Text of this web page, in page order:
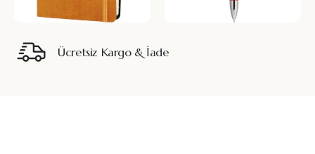
Ücretsiz Kargo & İade